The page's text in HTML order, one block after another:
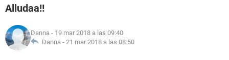
NUTRICIÓN
Alludaa!!
Danna - 19 mar 2018 a las 09:40
Danna - 21 mar 2018 a las 08:50